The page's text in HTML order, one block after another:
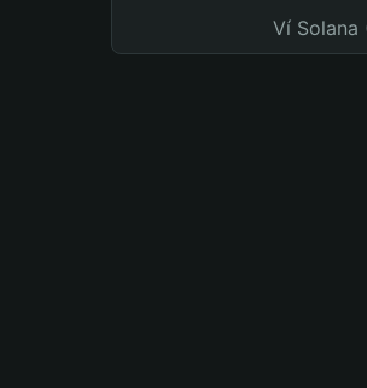
Ví Solana